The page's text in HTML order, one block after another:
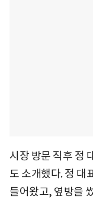
시장 방문 직후 정
도 소개했다. 정 대
들어왔고, 옆방을